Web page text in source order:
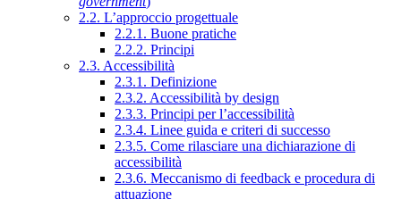
2.2. L’approccio progettuale
2.2.1. Buone pratiche
2.2.2. Principi
2.3. Accessibilità
2.3.1. Definizione
2.3.2. Accessibilità by design
2.3.3. Principi per l’accessibilità
2.3.4. Linee guida e criteri di successo
2.3.5. Come rilasciare una dichiarazione di
accessibilità
2.3.6. Meccanismo di feedback e procedura di
attuazione